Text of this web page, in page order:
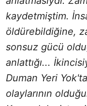
kaydetmiştim.
öldürebildiğine,
sonsuz gücü
anlattığı...
Duman Yeri
olaylarının